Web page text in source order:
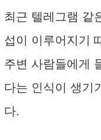
최근 텔레그램 같
섭이 이루어지기
주변 사람들에게
다는 인식이 생기
다.